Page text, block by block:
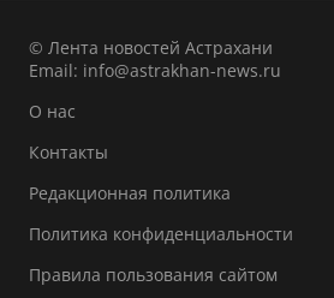
© Лента новостей Астрахани
Email: info@astrakhan-news.ru
О нас
Контакты
Редакционная политика
Политика конфиденциальности
Правила пользования сайтом